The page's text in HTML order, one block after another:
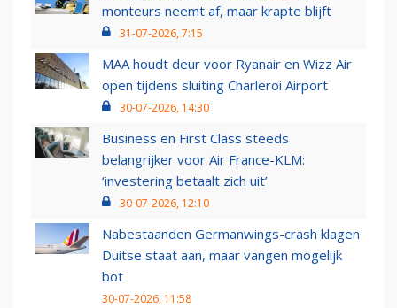
monteurs neemt af, maar krapte blijft
31-07-2026, 7:15
MAA houdt deur voor Ryanair en Wizz Air
open tijdens sluiting Charleroi Airport
30-07-2026, 14:30
Business en First Class steeds
belangrijker voor Air France-KLM:
‘investering betaalt zich uit’
30-07-2026, 12:10
Nabestaanden Germanwings-crash klagen
Duitse staat aan, maar vangen mogelijk
bot
30-07-2026, 11:58